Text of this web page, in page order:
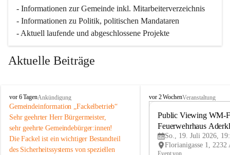
- Informationen zur Gemeinde inkl. Mitarbeiterverzeichnis
- Informationen zu Politik, politischen Mandataren
- Aktuell laufende und abgeschlossene Projekte
Aktuelle Beiträge
A
d
e
r
k
l
a
vor 6 TagenAnkündigung
Gemeindeinformation „Fackelbetrieb“
Sehr geehrter Herr Bürgermeister,
sehr geehrte Gemeindebürger:innen!
Die Fackel ist ein wichtiger Bestandteil
des Sicherheitssystems von speziellen
A
vor 2 WochenVeranstaltung
Public Viewing WM-
Feuerwehrhaus
So., 19. Juli 2026,
Event von